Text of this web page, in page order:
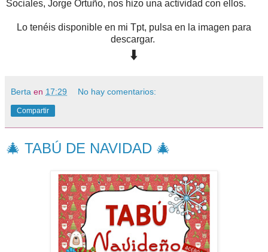
Sociales, Jorge Ortuño, nos hizo una actividad con ellos.
Lo tenéis disponible en mi Tpt, pulsa en la imagen para
descargar.
⬇️
Berta en 17:29 No hay comentarios:
Compartir
🎄 TABÚ DE NAVIDAD 🎄